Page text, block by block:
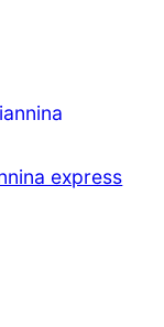
express